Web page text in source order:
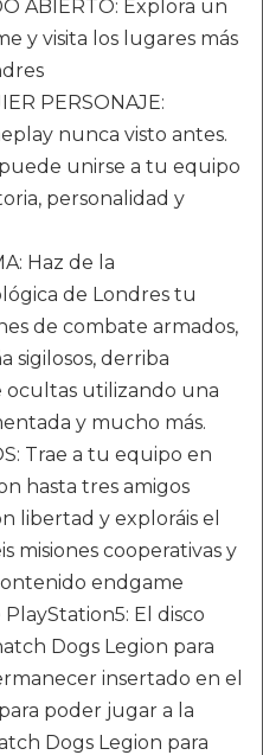
ABIERTO: Explora un
y visita los lugares más
PERSONAJE:
nunca visto antes.
unirse a tu equipo
personalidad y
Haz de la
de Londres tu
de combate armados,
sigilosos, derriba
ocultas utilizando una
y mucho más.
Trae a tu equipo en
hasta tres amigos
libertad y exploráis el
misiones cooperativas y
endgame
El disco
Dogs Legion para
insertado en el
poder jugar a la
Dogs Legion para